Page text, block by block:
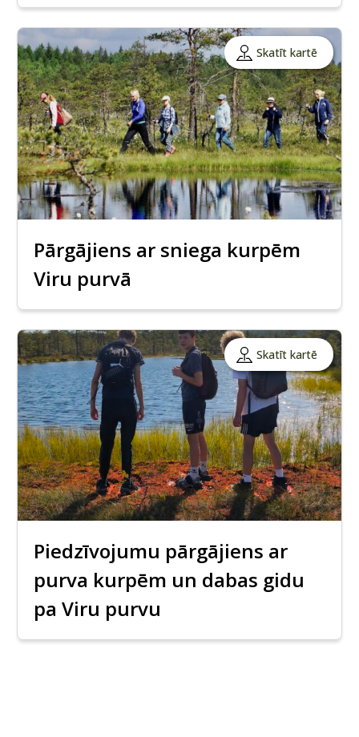
Skatīt kartē
Pārgājiens ar sniega kurpēm
Viru purvā
Skatīt kartē
Piedzīvojumu pārgājiens ar
purva kurpēm un dabas gidu
pa Viru purvu